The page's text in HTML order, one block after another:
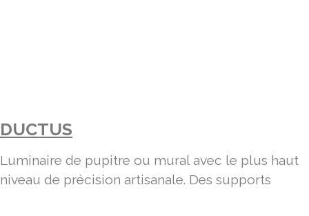
DUCTUS
Luminaire de pupitre ou mural avec le plus haut
niveau de précision artisanale. Des supports